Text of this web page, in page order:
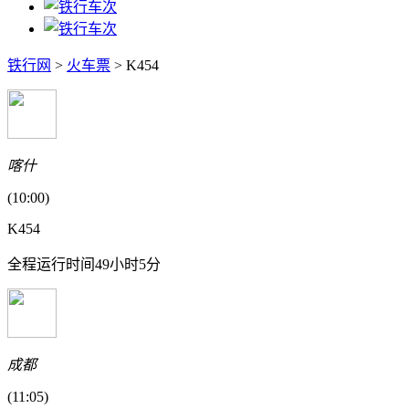
铁行网 > 火车票 > K454
喀什
(10:00)
K454
全程运行时间49小时5分
成都
(11:05)